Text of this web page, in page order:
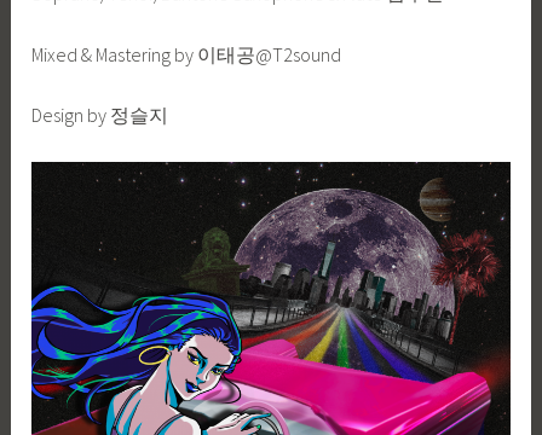
Mixed & Mastering by 이태공@T2sound
Design by 정슬지